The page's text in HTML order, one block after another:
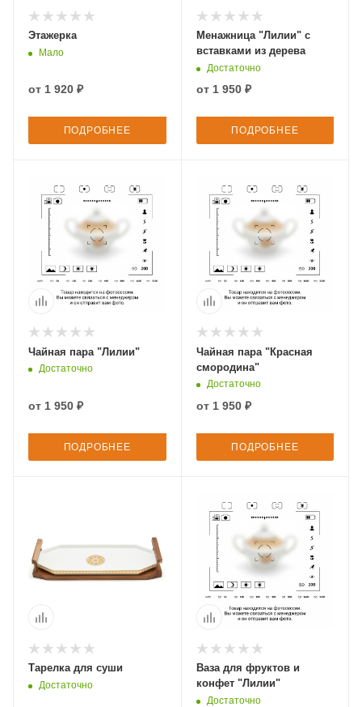
Этажерка
Мало
от 1 920 ₽
ПОДРОБНЕЕ
Менажница "Лилии" с
вставками из дерева
Достаточно
от 1 950 ₽
ПОДРОБНЕЕ
Чайная пара "Лилии"
Достаточно
от 1 950 ₽
ПОДРОБНЕЕ
Чайная пара "Красная
смородина"
Достаточно
от 1 950 ₽
ПОДРОБНЕЕ
Тарелка для суши
Достаточно
Ваза для фруктов и
конфет "Лилии"
Достаточно